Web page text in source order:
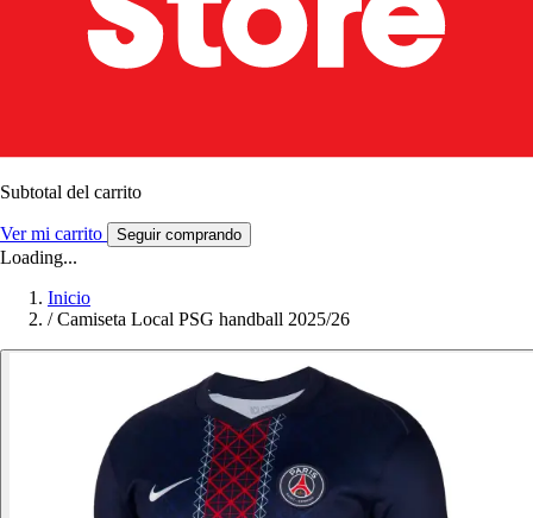
Subtotal del carrito
Ver mi carrito Seguir comprando
Loading...
Inicio
/ Camiseta Local PSG handball 2025/26